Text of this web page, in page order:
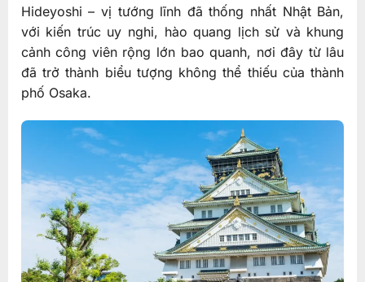
Hideyoshi – vị tướng lĩnh đã thống nhất Nhật Bản,
với kiến trúc uy nghi, hào quang lịch sử và khung
cảnh công viên rộng lớn bao quanh, nơi đây từ lâu
đã trở thành biểu tượng không thể thiếu của thành
phố Osaka.